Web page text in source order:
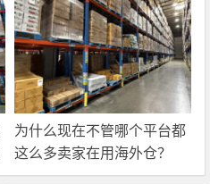
为什么现在不管哪个平台都
这么多卖家在用海外仓？